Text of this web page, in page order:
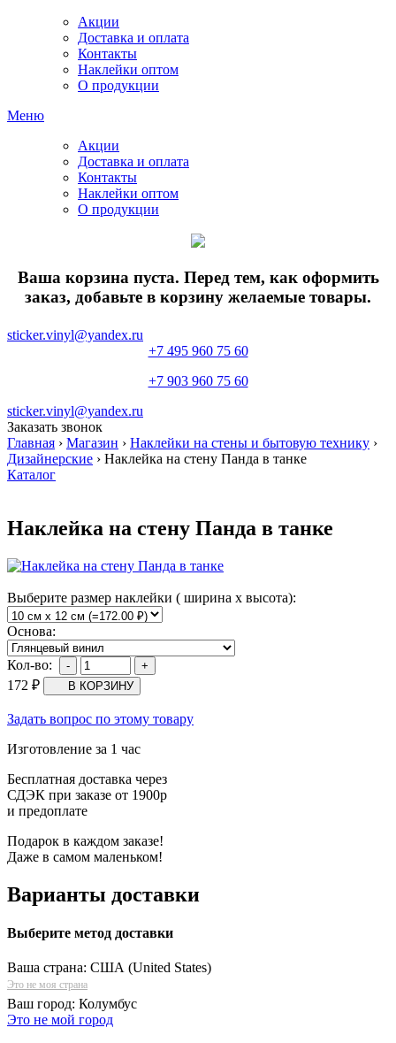
Акции
Доставка и оплата
Контакты
Наклейки оптом
О продукции
Меню
Акции
Доставка и оплата
Контакты
Наклейки оптом
О продукции
Ваша корзина пуста. Перед тем, как оформить
заказ, добавьте в корзину желаемые товары.
sticker.vinyl@yandex.ru
+7 495 960 75 60
+7 903 960 75 60
sticker.vinyl@yandex.ru
Заказать звонок
Главная › Магазин › Наклейки на стены и бытовую технику ›
Дизайнерские › Наклейка на стену Панда в танке
Каталог
Наклейка на стену Панда в танке
Выберите размер наклейки ( ширина х высота):
Основа:
Кол-во:
172 ₽
Задать вопрос по этому товару
Изготовление за 1 час
Бесплатная доставка через
СДЭК при заказе от 1900р
и предоплате
Подарок в каждом заказе!
Даже в самом маленьком!
Варианты доставки
Выберите метод доставки
Ваша страна: США (United States)
Это не моя страна
Ваш город: Колумбус
Это не мой город